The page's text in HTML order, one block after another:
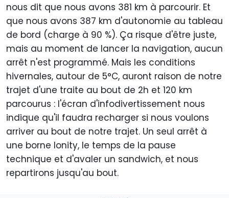
nous dit que nous avons 381 km à parcourir. Et
que nous avons 387 km d'autonomie au tableau
de bord (charge à 90 %). Ça risque d'être juste,
mais au moment de lancer la navigation, aucun
arrêt n'est programmé. Mais les conditions
hivernales, autour de 5°C, auront raison de notre
trajet d'une traite au bout de 2h et 120 km
parcourus : l'écran d'infodivertissement nous
indique qu'il faudra recharger si nous voulons
arriver au bout de notre trajet. Un seul arrêt à
une borne Ionity, le temps de la pause
technique et d'avaler un sandwich, et nous
repartirons jusqu'au bout.